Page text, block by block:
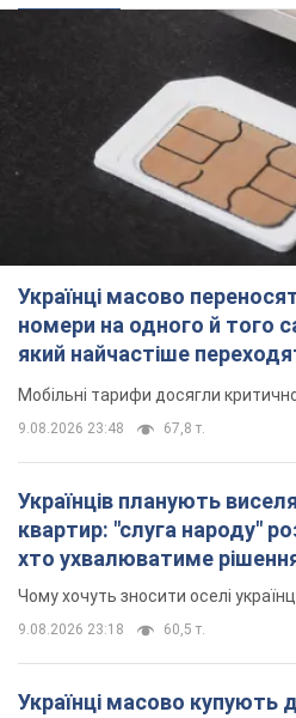
Українці масово
номери на одного й того
який найчастіше
Мобільні тарифи досягли
67,8 т.
Українців планують
квартир: "слуга народу"
хто ухвалюватиме
знесення будинків
Чому хочуть зносити оселі
9.08.2026 23:18 60,5 т.
Українці масово купують
авто: скільки коштує
найпопулярніша модель
Які марки автомобілів воліють